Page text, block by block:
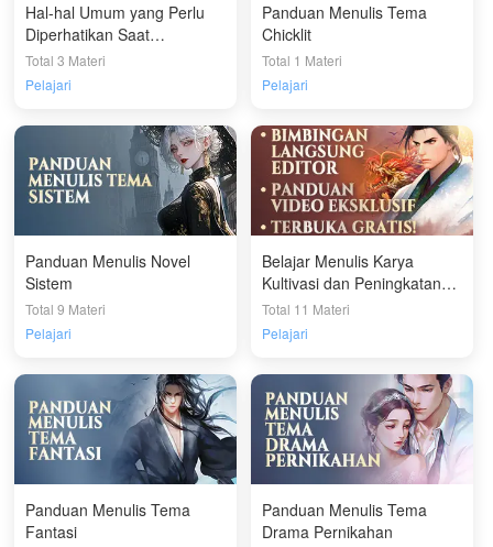
Hal-hal Umum yang Perlu
Diperhatikan Saat
Berkontribusi di NT
Total 3 Materi
Pelajari
Panduan Menulis Tema
Chicklit
Total 1 Materi
Pelajari
Panduan Menulis Novel
Sistem
Total 9 Materi
Pelajari
Belajar Menulis Karya
Kultivasi dan Peningkatan
yang Menarik dengan
Cepat!
Total 11 Materi
Pelajari
Panduan Menulis Tema
Fantasi
Panduan Menulis Tema
Drama Pernikahan